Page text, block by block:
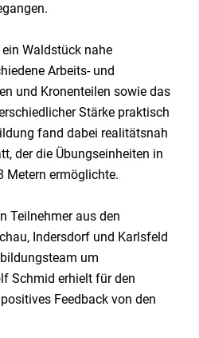
Waldstück nahe
Arbeits- und
und Kronenteilen sowie das
Stärke praktisch
fand dabei realitätsnah
der die Übungseinheiten in
Metern ermöglichte.
Teilnehmer aus den
Indersdorf und Karlsfeld
um
Schmid erhielt für den
Feedback von den